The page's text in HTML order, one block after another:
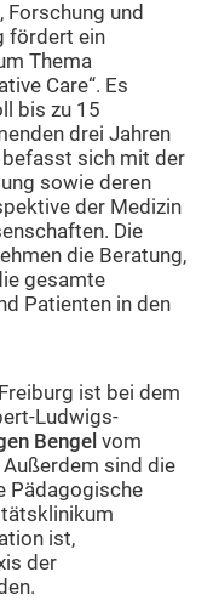
und
fördert ein
Thema
Care“. Es
bis zu 15
drei Jahren
sich mit der
sowie deren
der Medizin
Die
die Beratung,
gesamte
Patienten in den
ist bei dem
Ludwigs-
Bengel vom
sind die
Pädagogische
ist,
der